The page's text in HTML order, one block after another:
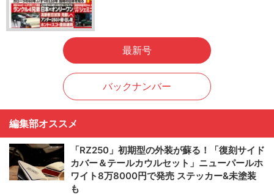
最新号
バックナンバー
編集部オススメ
「RZ250」初期型の外装が蘇る！「復刻サイド
カバー＆テールカウルセット」ニューパールホ
ワイト8万8000円で発売 ステッカー&未塗装
も